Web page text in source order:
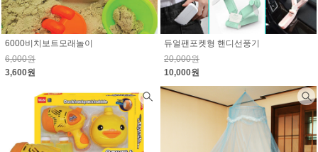
6000비치보트모래놀이
6,000원
3,600원
듀얼팬포켓형 핸디선풍기
20,000원
10,000원